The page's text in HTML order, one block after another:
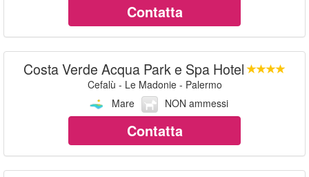
Contatta
Costa Verde Acqua Park e Spa Hotel
Cefalù - Le Madonie - Palermo
Mare
NON ammessi
Contatta